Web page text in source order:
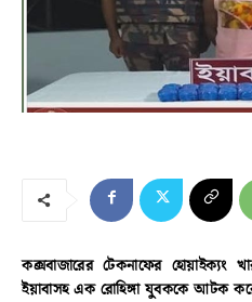
কক্সবাজারের টেকনাফের হোয়াইক্যং
ইয়াবাসহ এক রোহিঙ্গা যুবককে আটক